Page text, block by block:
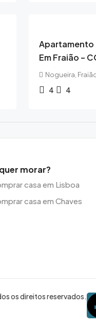
Apartamento
Em Fraião –
Nogueira,
4 4
morar?
casa em Lisboa
casa em Chaves
os direitos reservados.